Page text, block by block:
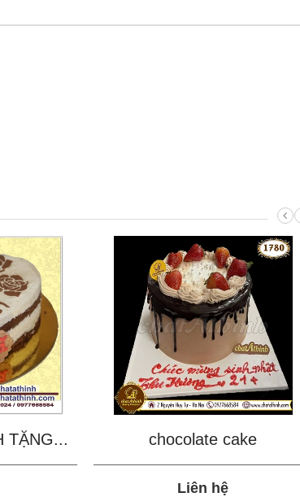
TẶNG... chocolate cake
Liên hệ